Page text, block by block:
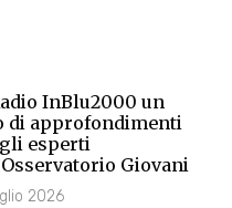
InBlu2000 un
di approfondimenti
esperti
Giovani
2026